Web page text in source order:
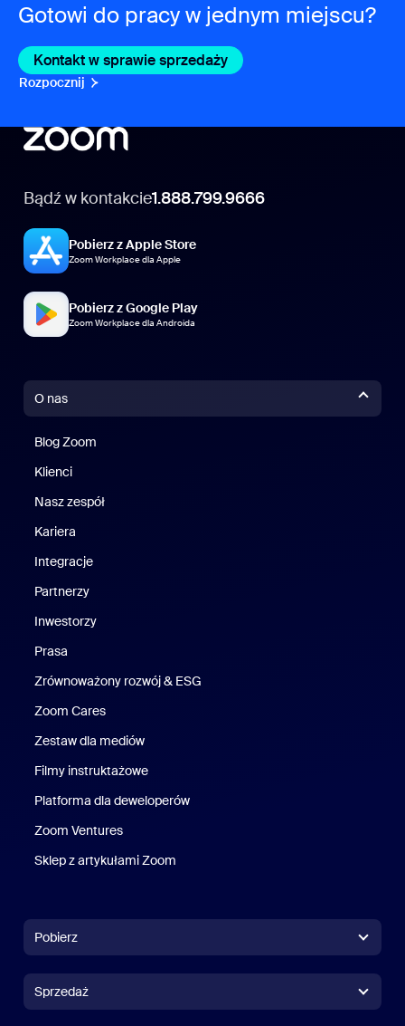
Gotowi do pracy w jednym miejscu?
Kontakt w sprawie sprzedaży Kontakt w sprawie
Rozpocznij Rozpocznij
Bądź w kontakcie1.888.799.9666
Pobierz z Apple Store
Zoom Workplace dla Apple
Pobierz z Google Play
Zoom Workplace dla Androida
O nas
Blog Zoom
Klienci
Nasz zespół
Kariera
Integracje
Partnerzy
Inwestorzy
Prasa
Zrównoważony rozwój & ESG
Zoom Cares
Zestaw dla mediów
Filmy instruktażowe
Platforma dla deweloperów
Zoom Ventures
Sklep z artykułami Zoom
Pobierz
Aplikacja Zoom RoomsAplikacja Zoom Rooms
Sprzedaż